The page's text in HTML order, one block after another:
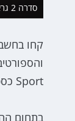
סדרה 2 גראן קופה החדשה.
Sport כסטנדרט.